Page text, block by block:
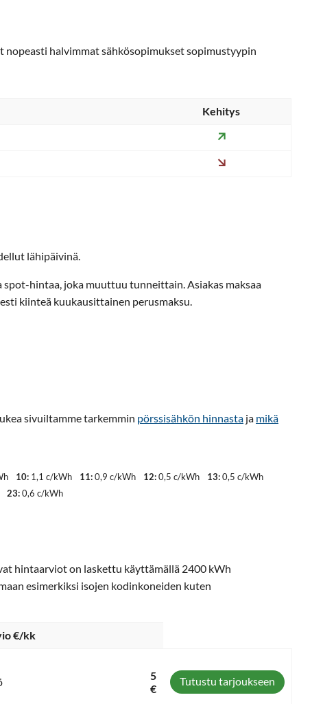
nopeasti halvimmat sähkösopimukset sopimustyypin
Kehitys
lähipäivinä.
hintaa, joka muuttuu tunneittain. Asiakas maksaa
kiinteä kuukausittainen perusmaksu.
sivuiltamme tarkemmin pörssisähkön hinnasta ja mikä
10: 1,1 c/kWh 11:0,9 c/kWh 12:0,5 c/kWh 13:0,5 c/kWh
23:0,6 c/kWh
hintaarviot on laskettu käyttämällä 2400 kWh
esimerkiksi isojen kodinkoneiden kuten
€/kk
5
€
Tutustu tarjoukseen